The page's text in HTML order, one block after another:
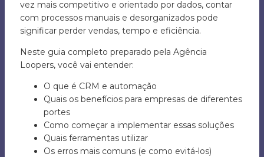
vez mais competitivo e orientado por dados, contar
com processos manuais e desorganizados pode
significar perder vendas, tempo e eficiência.
Neste guia completo preparado pela Agência
Loopers, você vai entender:
O que é CRM e automação
Quais os benefícios para empresas de diferentes
portes
Como começar a implementar essas soluções
Quais ferramentas utilizar
Os erros mais comuns (e como evitá-los)